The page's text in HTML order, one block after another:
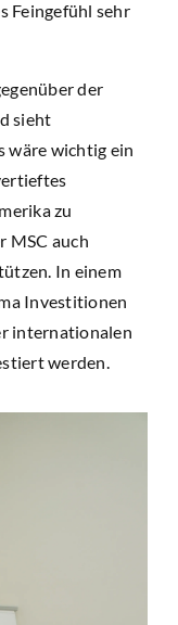
Feingefühl sehr
der
sieht
wäre wichtig ein
zu
MSC auch
In einem
Investitionen
internationalen
werden.